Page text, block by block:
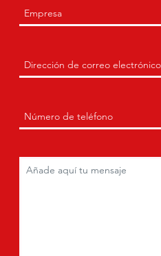
Empresa
Envía
un
(Obligatorio)
Teléfono (Obligatorio)